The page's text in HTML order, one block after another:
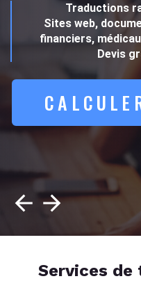
Traductions
Sites web,
financiers,
Devis
Services de